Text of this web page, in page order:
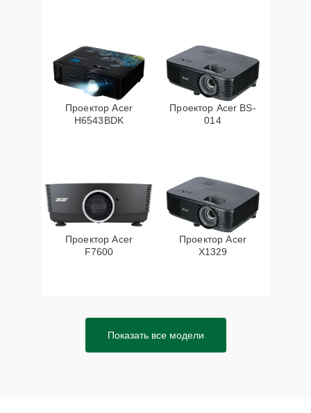
Проектор Acer
H6543BDK
Проектор Acer BS-
014
Проектор Acer
F7600
Проектор Acer
X1329
Показать все модели